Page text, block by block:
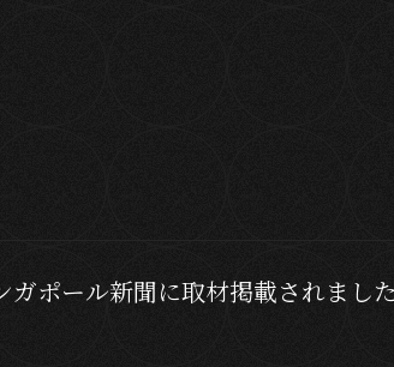
ポール新聞に取材掲載されました